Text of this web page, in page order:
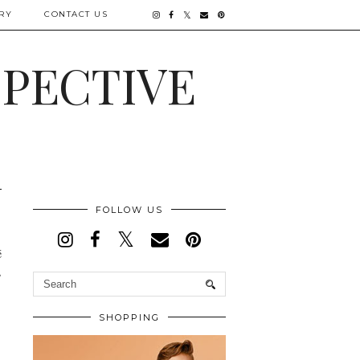
CONTACT US
FOLLOW US
SHOPPING